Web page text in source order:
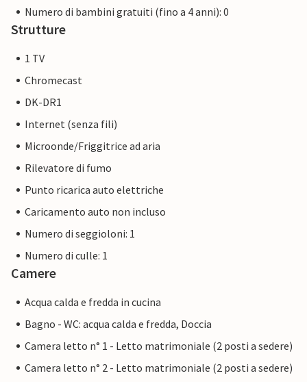
Numero di bambini gratuiti (fino a 4 anni): 0
Strutture
1 TV
Chromecast
DK-DR1
Internet (senza fili)
Microonde/Friggitrice ad aria
Rilevatore di fumo
Punto ricarica auto elettriche
Caricamento auto non incluso
Numero di seggioloni: 1
Numero di culle: 1
Camere
Acqua calda e fredda in cucina
Bagno - WC: acqua calda e fredda, Doccia
Camera letto n° 1 - Letto matrimoniale (2 posti a sedere)
Camera letto n° 2 - Letto matrimoniale (2 posti a sedere)